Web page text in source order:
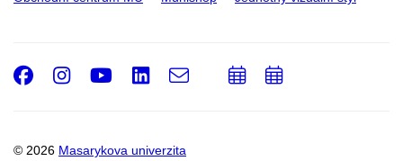
© 2026 Masarykova univerzita
Facebook
Instagram
Youtube
LinkedIn
e-
PřidatPřidat